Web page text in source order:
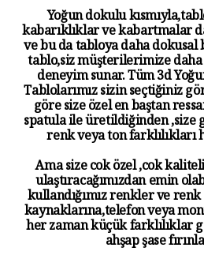
Yoğun dokulu
kabarıklıklar ve kabartmalar
ve bu da tabloya daha
tablo,siz müşterilerimize
deneyim sunar. Tüm 3d
Tablolarımız sizin seçtiğiniz
göre size özel en baştan
spatula ile üretildiğinden ,size
renk veya ton farklılıkları
Ama size cok özel ,cok
ulaştıracağımızdan emin
kullandığımız renkler ve
kaynaklarına,telefon veya
her zaman küçük farklılıklar
ahşap şase